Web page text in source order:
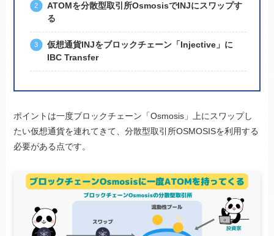
ATOMを分散型取引所OsmosisでINJにスワップす
る
仮想通貨INJをブロックチェーン「Injective」に
IBC Transfer
ポイントは一度ブロックチェーン「Osmosis」上にスワップし
たい仮想通貨を連れてきて、分散型取引所OSMOSISを利用する
必要がある点です。